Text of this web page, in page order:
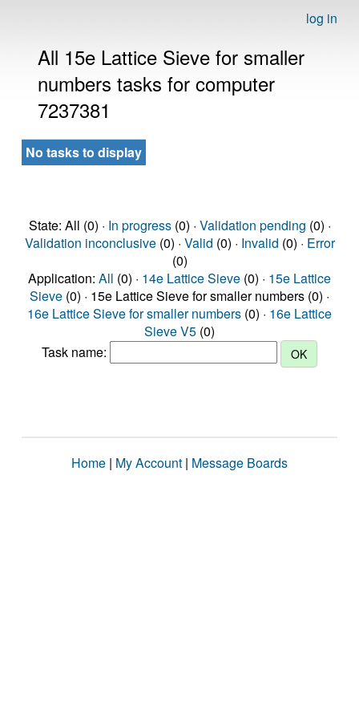
log in
All 15e Lattice Sieve for smaller
numbers tasks for computer
7237381
No tasks to display
State: All (0) · In progress(0) · Validation pending (0) ·
Validation inconclusive(0) · Valid (0) · Invalid (0) · Error
(0)
Application: All (0) · 14e Lattice Sieve (0) · 15e Lattice
Sieve (0) · 15e Lattice Sieve for smaller numbers (0) ·
16e Lattice Sieve for smaller numbers (0) · 16e Lattice
Sieve V5 (0)
Task name:
Home | My Account | Message Boards